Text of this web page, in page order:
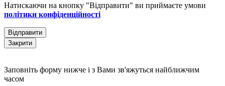
Натискаючи на кнопку "Відправити" ви приймаєте умови
політики конфіденційності
Відправити
Закрити
Заповніть форму нижче і з Вами зв'яжуться найближчим
часом